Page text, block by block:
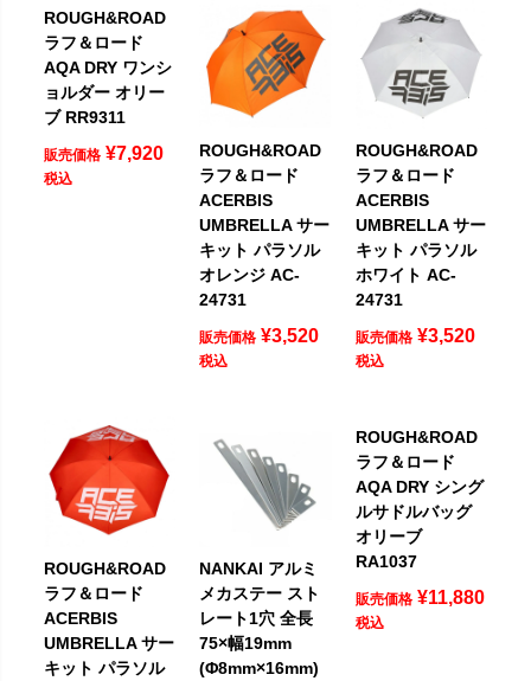
ROUGH&ROAD
ラフ＆ロード
AQA DRY ワンシ
ョルダー オリー
ブ RR9311
販売価格 ¥7,920
税込
ROUGH&ROAD
ラフ＆ロード
ACERBIS
UMBRELLA サー
キット パラソル
オレンジ AC-
24731
販売価格 ¥3,520
税込
ROUGH&ROAD
ラフ＆ロード
ACERBIS
UMBRELLA サー
キット パラソル
ホワイト AC-
24731
販売価格 ¥3,520
税込
ROUGH&ROAD
ラフ＆ロード
ACERBIS
UMBRELLA サー
キット パラソル
NANKAI アルミ
メカステー スト
レート1穴 全長
75×幅19mm
(Φ8mm×16mm)
ROUGH&ROAD
ラフ＆ロード
AQA DRY シング
ルサドルバッグ
オリーブ
RA1037
販売価格 ¥11,880
税込